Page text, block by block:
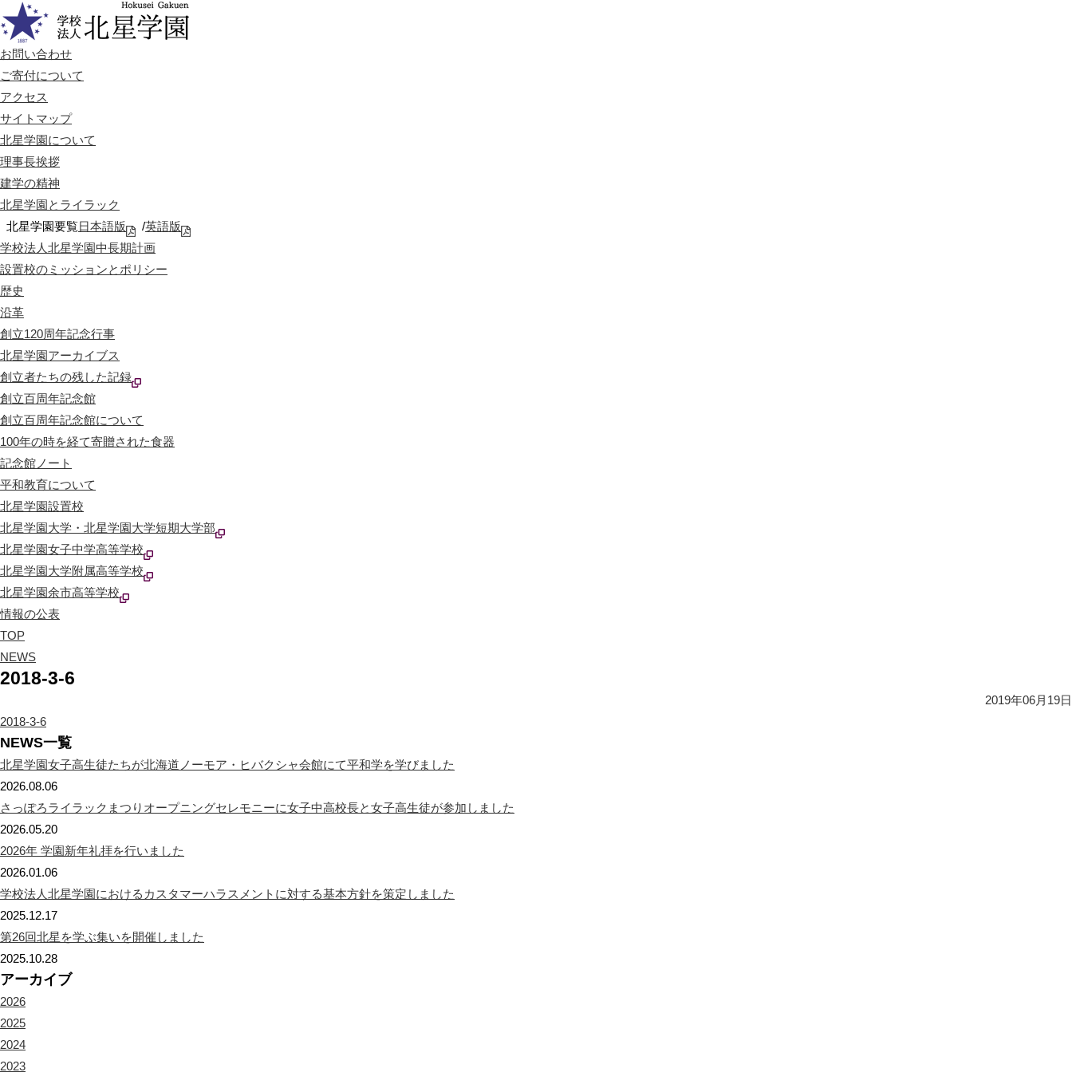
お問い合わせ
ご寄付について
アクセス
サイトマップ
北星学園について
理事長挨拶
建学の精神
北星学園とライラック
北星学園要覧日本語版 /英語版
学校法人北星学園中長期計画
設置校のミッションとポリシー
歴史
沿革
創立120周年記念行事
北星学園アーカイブス
創立者たちの残した記録
創立百周年記念館
創立百周年記念館について
100年の時を経て寄贈された食器
記念館ノート
平和教育について
北星学園設置校
北星学園大学・北星学園大学短期大学部
北星学園女子中学高等学校
北星学園大学附属高等学校
北星学園余市高等学校
情報の公表
TOP
NEWS
2018-3-6
2019年06月19日
2018-3-6
NEWS一覧
北星学園女子高生徒たちが北海道ノーモア・ヒバクシャ会館にて平和学を学びました
2026.08.06
さっぽろライラックまつりオープニングセレモニーに女子中高校長と女子高生徒が参加しました
2026.05.20
2026年 学園新年礼拝を行いました
2026.01.06
学校法人北星学園におけるカスタマーハラスメントに対する基本方針を策定しました
2025.12.17
第26回北星を学ぶ集いを開催しました
2025.10.28
アーカイブ
2026
2025
2024
2023